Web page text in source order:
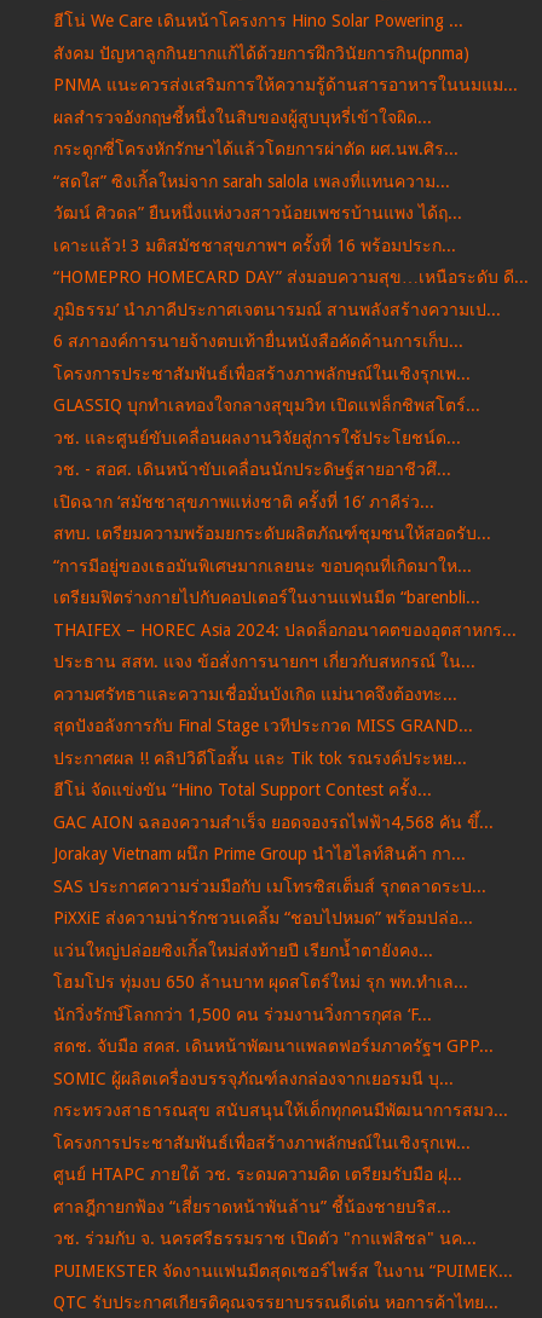
ฮีโน่ We Care เดินหน้าโครงการ Hino Solar Powering ...
สังคม ปัญหาลูกกินยากแก้ได้ด้วยการฝึกวินัยการกิน(pnma)
PNMA แนะควรส่งเสริมการให้ความรู้ด้านสารอาหารในนมแม...
ผลสำรวจอังกฤษชี้หนึ่งในสิบของผู้สูบบุหรี่เข้าใจผิด...
กระดูกซี่โครงหักรักษาได้แล้วโดยการผ่าตัด ผศ.นพ.ศิร...
“สดใส” ซิงเกิ้ลใหม่จาก sarah salola เพลงที่แทนความ...
วัฒน์ ศิวดล” ยืนหนึ่งแห่งวงสาวน้อยเพชรบ้านแพง ได้ฤ...
เคาะแล้ว! 3 มติสมัชชาสุขภาพฯ ครั้งที่ 16 พร้อมประก...
“HOMEPRO HOMECARD DAY” ส่งมอบความสุข…เหนือระดับ ดี...
ภูมิธรรม’ นำภาคีประกาศเจตนารมณ์ สานพลังสร้างความเป...
6 สภาองค์การนายจ้างตบเท้ายื่นหนังสือคัดค้านการเก็บ...
โครงการประชาสัมพันธ์เพื่อสร้างภาพลักษณ์ในเชิงรุกเพ...
GLASSIQ บุกทำเลทองใจกลางสุขุมวิท เปิดแฟล็กชิพสโตร์...
วช. และศูนย์ขับเคลื่อนผลงานวิจัยสู่การใช้ประโยชน์ด...
วช. - สอศ. เดินหน้าขับเคลื่อนนักประดิษฐ์สายอาชีวศึ...
เปิดฉาก ‘สมัชชาสุขภาพแห่งชาติ ครั้งที่ 16’ ภาคีร่ว...
สทบ. เตรียมความพร้อมยกระดับผลิตภัณฑ์ชุมชนให้สอดรับ...
“การมีอยู่ของเธอมันพิเศษมากเลยนะ ขอบคุณที่เกิดมาให...
เตรียมฟิตร่างกายไปกับคอปเตอร์ในงานแฟนมีต “barenbli...
THAIFEX – HOREC Asia 2024: ปลดล็อกอนาคตของอุตสาหกร...
ประธาน สสท. แจง ข้อสั่งการนายกฯ เกี่ยวกับสหกรณ์ ใน...
ความศรัทธาและความเชื่อมั่นบังเกิด แม่นาคจึงต้องทะ...
สุดปังอลังการกับ Final Stage เวทีประกวด MISS GRAND...
ประกาศผล !! คลิปวิดีโอสั้น และ Tik tok รณรงค์ประหย...
ฮีโน่ จัดแข่งขัน “Hino Total Support Contest ครั้ง...
GAC AION ฉลองความสำเร็จ ยอดจองรถไฟฟ้า4,568 คัน ขึ้...
Jorakay Vietnam ผนึก Prime Group นำไฮไลท์สินค้า กา...
SAS ประกาศความร่วมมือกับ เมโทรซิสเต็มส์ รุกตลาดระบ...
PiXXiE ส่งความน่ารักชวนเคลิ้ม “ชอบไปหมด” พร้อมปล่อ...
แว่นใหญ่ปล่อยซิงเกิ้ลใหม่ส่งท้ายปี เรียกน้ำตายังคง...
โฮมโปร ทุ่มงบ 650 ล้านบาท ผุดสโตร์ใหม่ รุก พท.ทำเล...
นักวิ่งรักษ์โลกกว่า 1,500 คน ร่วมงานวิ่งการกุศล ‘F...
สดช. จับมือ สคส. เดินหน้าพัฒนาแพลตฟอร์มภาครัฐฯ GPP...
SOMIC ผู้ผลิตเครื่องบรรจุภัณฑ์ลงกล่องจากเยอรมนี บุ...
กระทรวงสาธารณสุข สนับสนุนให้เด็กทุกคนมีพัฒนาการสมว...
โครงการประชาสัมพันธ์เพื่อสร้างภาพลักษณ์ในเชิงรุกเพ...
ศูนย์ HTAPC ภายใต้ วช. ระดมความคิด เตรียมรับมือ ฝุ...
ศาลฎีกายกฟ้อง “เสี่ยราดหน้าพันล้าน” ชี้น้องชายบริส...
วช. ร่วมกับ จ. นครศรีธรรมราช เปิดตัว "กาแฟสิชล" นค...
PUIMEKSTER จัดงานแฟนมีตสุดเซอร์ไพร์ส ในงาน “PUIMEK...
QTC รับประกาศเกียรติคุณจรรยาบรรณดีเด่น หอการค้าไทย...